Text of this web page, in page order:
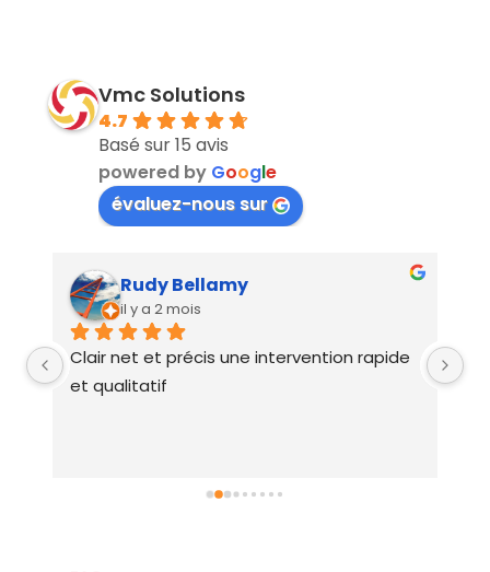
Vmc Solutions
4.7
Basé sur 15 avis
powered by Google
évaluez-nous sur
Vincent Husson
il y a 2 mois
intervention rapide et très pro. En plus d'un
excellent relationnel tant sur les questions